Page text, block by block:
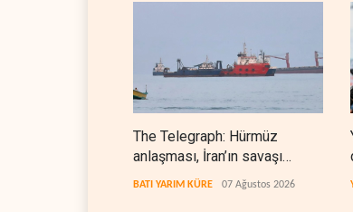
The Telegraph: Hürmüz
anlaşması, İran’ın savaşı
kazandığını gösteriyor
BATI YARIM KÜRE 07 Ağustos 2026